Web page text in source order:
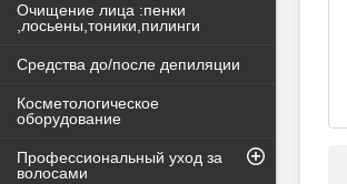
Очищение лица :пенки
,лосьены,тоники,пилинги
Средства до/после депиляции
Косметологическое
оборудование
Профессиональный уход за
волосами